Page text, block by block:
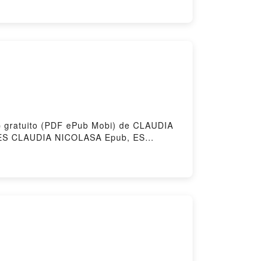
BUENA MARTA MARTÍNEZ
(PDF ePub Mobi) de CLAUDIA
CLAUDIA NICOLASA Epub, ES
Kindle, ES MANIPULACIÓN Y NO